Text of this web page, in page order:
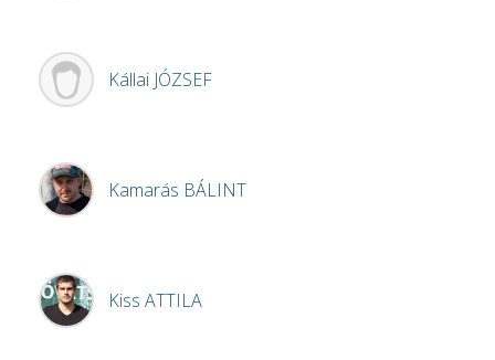
Kállai JÓZSEF
Kamarás BÁLINT
Kiss ATTILA